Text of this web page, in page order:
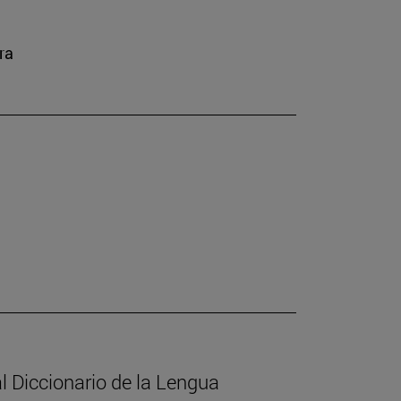
Diccionario de la Lengua